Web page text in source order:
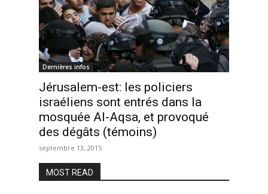
Dernières infos
Jérusalem-est: les policiers
israéliens sont entrés dans la
mosquée Al-Aqsa, et provoqué
des dégâts (témoins)
septembre 13, 2015
MOST READ